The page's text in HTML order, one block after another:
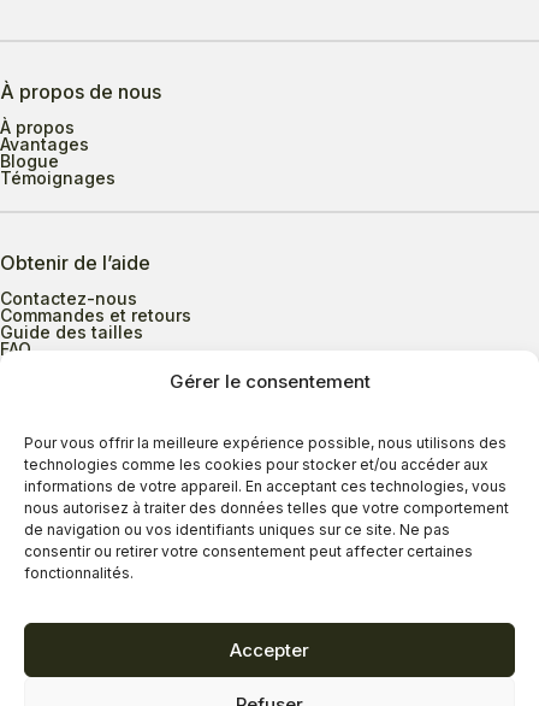
Gérer le consentement
Pour vous offrir la meilleure expérience possible, nous utilisons des
technologies comme les cookies pour stocker et/ou accéder aux
informations de votre appareil. En acceptant ces technologies, vous
nous autorisez à traiter des données telles que votre comportement
de navigation ou vos identifiants uniques sur ce site. Ne pas
consentir ou retirer votre consentement peut affecter certaines
fonctionnalités.
Accepter
À propos de nous
À propos
Avantages
Blogue
Témoignages
Obtenir de l’aide
Contactez-nous
Commandes et retours
Guide des tailles
FAQ
Heures d’ouverture
Lundi au mercredi
9h00 à 17h30
Jeudi
9h00 à 20h00
Vendredi
9h00 à 18h00
Dimanche
11h00 à 16h30